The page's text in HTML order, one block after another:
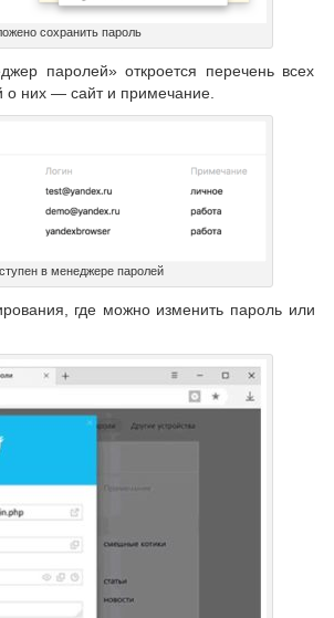
сохранить пароль
паролей» откроется перечень всех
о них — сайт и примечание.
в менеджере паролей
где можно изменить пароль или